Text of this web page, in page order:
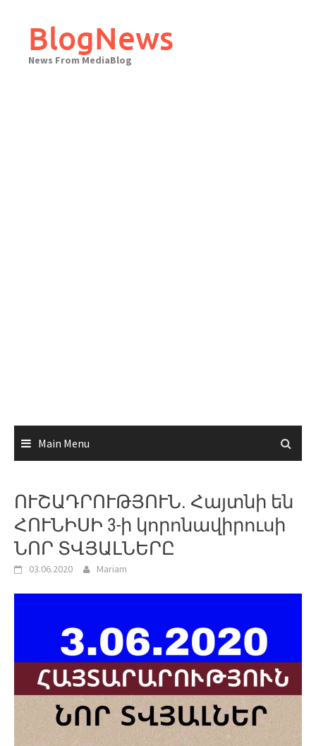
contentBlogNews
News From MediaBlog
Main Menu
ՈՒՇԱԴՐՈՒԹՅՈՒՆ. Հայտնի են
ՀՈՒՆԻՍԻ 3-ի կորոնավիրուսի
ՆՈՐ ՏՎՅԱԼՆԵՐԸ
03.06.2020 Mariam